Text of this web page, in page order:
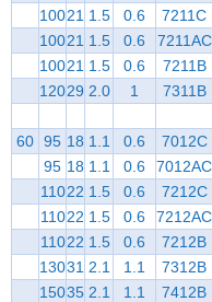
10021 1.5 0.6 7211C
10021 1.5 0.6 7211AC
10021 1.5 0.6 7211B
12029 2.0 1 7311B
60 95 18 1.1 0.6 7012C
95 18 1.1 0.6 7012AC
11022 1.5 0.6 7212C
11022 1.5 0.6 7212AC
11022 1.5 0.6 7212B
13031 2.1 1.1 7312B
15035 2.1 1.1 7412B